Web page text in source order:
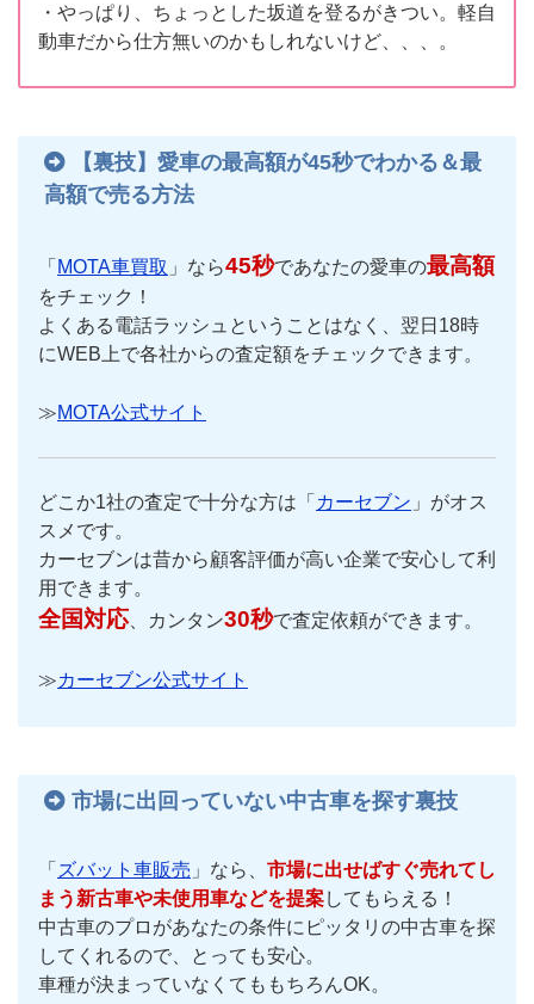
・やっぱり、ちょっとした坂道を登るがきつい。軽自
動車だから仕方無いのかもしれないけど、、、。
【裏技】愛車の最高額が45秒でわかる＆最
高額で売る方法
「 MOTA車買取 」なら45秒であなたの愛車の最高額
をチェック！
よくある電話ラッシュということはなく、翌日18時
にWEB上で各社からの査定額をチェックできます。
≫MOTA公式サイト
どこか1社の査定で十分な方は「 カーセブン 」がオス
スメです。
カーセブンは昔から顧客評価が高い企業で安心して利
用できます。
全国対応、カンタン30秒で査定依頼ができます。
≫カーセブン公式サイト
市場に出回っていない中古車を探す裏技
「 ズバット車販売 」なら、 市場に出せばすぐ売れてし
まう新古車や未使用車などを提案してもらえる！
中古車のプロがあなたの条件にピッタリの中古車を探
してくれるので、とっても安心。
車種が決まっていなくてももちろんOK。